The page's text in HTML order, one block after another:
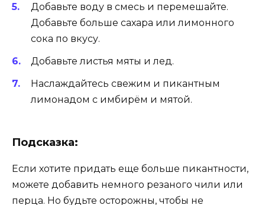
Добавьте воду в смесь и перемешайте.
Добавьте больше сахара или лимонного
сока по вкусу.
Добавьте листья мяты и лед.
Наслаждайтесь свежим и пикантным
лимонадом с имбирём и мятой.
Подсказка:
Если хотите придать еще больше пикантности,
можете добавить немного резаного чили или
перца. Но будьте осторожны, чтобы не